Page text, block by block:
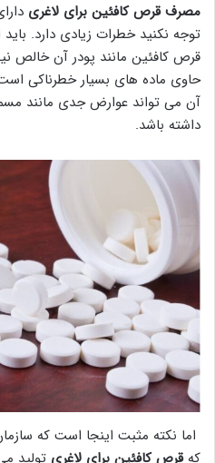
مصرف قرص کافئین برای لاغری
توجه نکنید خطرات زیادی دارد.
قرص کافئین مانند پودر آن خالص
آن می تواند عوارض جدی مانند
داشته باشد.
اما نکته مثبت اینجا است که